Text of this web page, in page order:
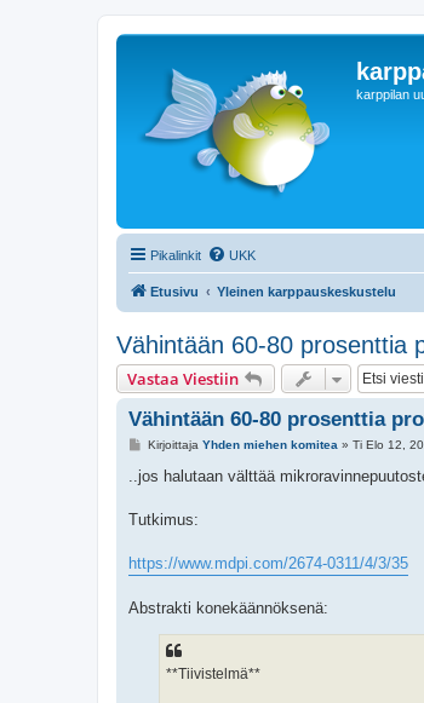
karppilan
Pikalinkit UKK
Etusivu Yleinen karppauskeskustelu
Vähintään 60-80 prosenttia
Vastaa Viestiin
Vähintään 60-80 prosenttia
V
e
i
Kirjoittaja Yhden miehen komitea » Ti Elo 12,
..jos halutaan välttää
Tutkimus:
https://www.mdpi.com/2674-0311/4/3/35
Abstrakti konekäännöksenä:
**Tiivistelmä**